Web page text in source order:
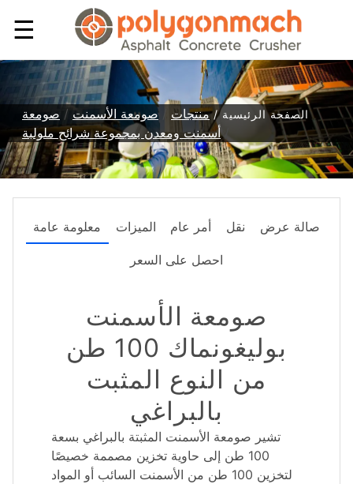
☰
الصفحة الرئيسية /منتجات /صومعة الأسمنت / صومعة
أسمنت ومعدن بمجموعة شرائح ملولبة/
معلومة عامة
صومعة الأسمنت
بوليغونماك 100 طن
من النوع المثبت
بالبراغي
تشير صومعة الأسمنت المثبتة بالبراغي بسعة
100 طن إلى حاوية تخزين مصممة خصيصًا
لتخزين 100 طن من الأسمنت السائب أو المواد
الميزات أمر عام نقل صالة عرض
احصل على السعر